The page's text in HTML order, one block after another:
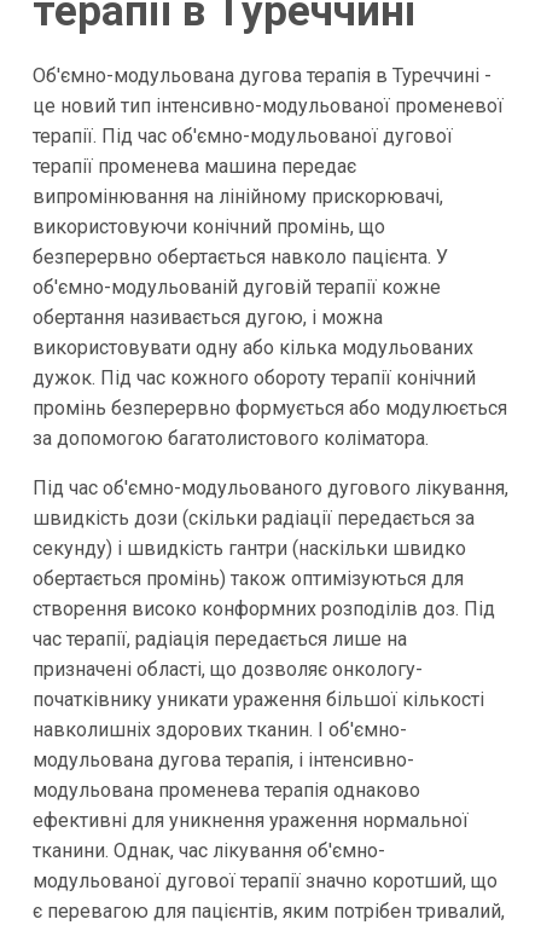
терапії в Туреччині
Об'ємно-модульована дугова терапія в Туреччині -
це новий тип інтенсивно-модульованої променевої
терапії. Під час об'ємно-модульованої дугової
терапії променева машина передає
випромінювання на лінійному прискорювачі,
використовуючи конічний промінь, що
безперервно обертається навколо пацієнта. У
об'ємно-модульованій дуговій терапії кожне
обертання називається дугою, і можна
використовувати одну або кілька модульованих
дужок. Під час кожного обороту терапії конічний
промінь безперервно формується або модулюється
за допомогою багатолистового коліматора.
Під час об'ємно-модульованого дугового лікування,
швидкість дози (скільки радіації передається за
секунду) і швидкість гантри (наскільки швидко
обертається промінь) також оптимізуються для
створення високо конформних розподілів доз. Під
час терапії, радіація передається лише на
призначені області, що дозволяє онкологу-
початківнику уникати ураження більшої кількості
навколишніх здорових тканин. І об'ємно-
модульована дугова терапія, і інтенсивно-
модульована променева терапія однаково
ефективні для уникнення ураження нормальної
тканини. Однак, час лікування об'ємно-
модульованої дугової терапії значно коротший, що
є перевагою для пацієнтів, яким потрібен тривалий,